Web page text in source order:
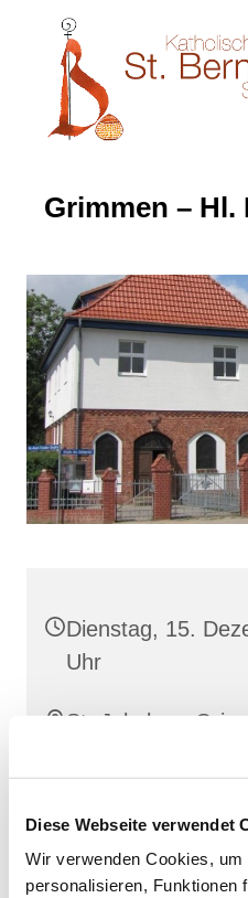
Diese Webseite verwendet
Wir verwenden Cookies,
personalisieren, Funktionen
Grimmen – Hl.
Dienstag, 15.
Uhr
St. Jakobus,
Fischer-Straße